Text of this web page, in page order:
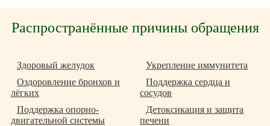
Распространённые причины обращения
Здоровый желудок
Укрепление иммунитета
Поддержка сердца и
сосудов
Оздоровление бронхов и
лёгких
Детоксикация и защита
печени
Поддержка опорно-
двигательной системы